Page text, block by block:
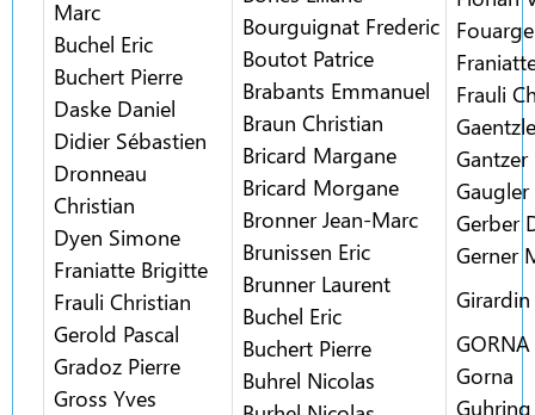
Marc
Buchel Eric
Buchert Pierre
Daske Daniel
Didier Sébastien
Dronneau
Christian
Dyen Simone
Franiatte Brigitte
Frauli Christian
Gerold Pascal
Gradoz Pierre
Gross Yves
Bourguignat Frederic
Boutot Patrice
Brabants Emmanuel
Braun Christian
Bricard Margane
Bricard Morgane
Bronner Jean-Marc
Brunissen Eric
Brunner Laurent
Buchel Eric
Buchert Pierre
Buhrel Nicolas
Frauli
Gerber
Gerner
GORNA
Gorna
Guhring